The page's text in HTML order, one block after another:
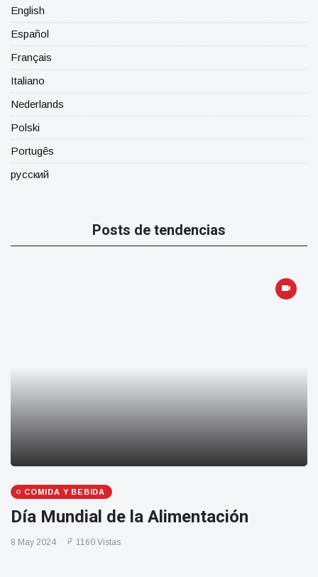
English
Español
Français
Italiano
Nederlands
Polski
Portugês
русский
Posts de tendencias
COMIDA Y BEBIDA
Día Mundial de la Alimentación
8 May 2024 1160 Vistas